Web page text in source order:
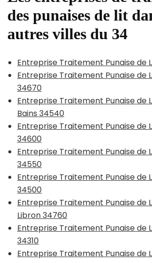
des punaises de lit
autres villes du 34
Entreprise Traitement Punaise de
Entreprise Traitement Punaise de
34670
Entreprise Traitement Punaise de
Bains 34540
Entreprise Traitement Punaise de
34600
Entreprise Traitement Punaise de
34550
Entreprise Traitement Punaise de
34500
Entreprise Traitement Punaise de
Libron 34760
Entreprise Traitement Punaise de
34310
Entreprise Traitement Punaise de